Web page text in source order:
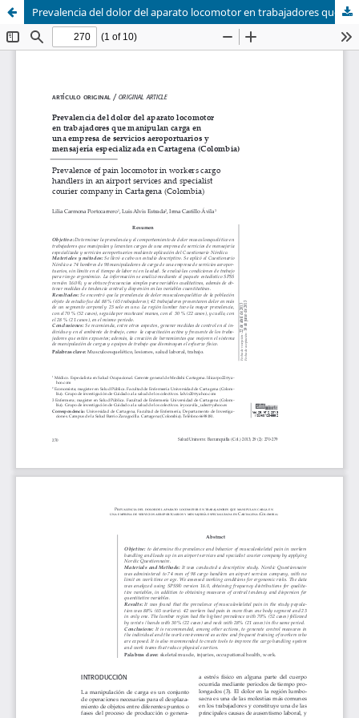
Prevalencia del dolor del aparato locomotor en trabajadores que manipulan carga en una empresa de servicios aeroportuarios y mensajería especializada en Cartagena (Colombia)